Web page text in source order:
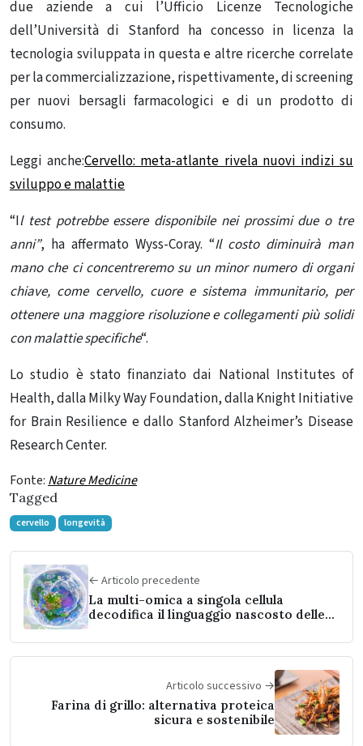
due aziende a cui l’Ufficio Licenze Tecnologiche
dell’Università di Stanford ha concesso in licenza la
tecnologia sviluppata in questa e altre ricerche correlate
per la commercializzazione, rispettivamente, di screening
per nuovi bersagli farmacologici e di un prodotto di
consumo.
Leggi anche:Cervello: meta-atlante rivela nuovi indizi su
sviluppo e malattie
“Il test potrebbe essere disponibile nei prossimi due o tre
anni”, ha affermato Wyss-Coray. “Il costo diminuirà man
mano che ci concentreremo su un minor numero di organi
chiave, come cervello, cuore e sistema immunitario, per
ottenere una maggiore risoluzione e collegamenti più solidi
con malattie specifiche“.
Lo studio è stato finanziato dai National Institutes of
Health, dalla Milky Way Foundation, dalla Knight Initiative
for Brain Resilience e dallo Stanford Alzheimer’s Disease
Research Center.
Fonte: Nature Medicine
Tagged
cervello longevità
← Articolo precedente
La multi-omica a singola cellula
decodifica il linguaggio nascosto delle
Articolo successivo →
Farina di grillo: alternativa proteica
sicura e sostenibile